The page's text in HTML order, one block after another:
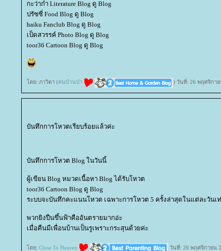
กะว่าก๋า Literature Blog ดู Blog
ปรัซซี่ Food Blog ดู Blog
haiku Fanclub Blog ดู Blog
เป็ดสวรรค์ Photo Blog ดู Blog
toor36 Cartoon Blog ดู Blog
ดย: ภาวิดา (คนบ้านป่า ) วันที่: 26 พฤศจิกาย
บันทึกการโหวตเรียบร้อยแล้วค่ะ
บันทึกการโหวต Blog ในวันนี้
ผู้เขียน Blog หมวดเนื้อหา Blog ได้รับโหวต
toor36 Cartoon Blog ดู Blog
ระบบจะบันทึกคะแนนโหวต เฉพาะการโหวต 5 ครั้งล่าสุดในแต่ละวันเ
พวกยิงปืนขึ้นฟ้าคืออันตรายมากอ่ะ
เมื่อคืนมีเพื่อนบ้านเป็นรูเพราะกระสุนด้วยค่ะ
ดย: Close To Heaven วันที่: 26 พฤศจิกายน